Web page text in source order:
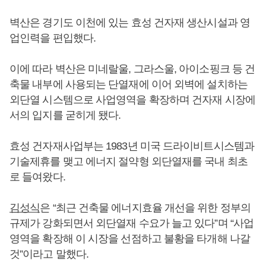
벽산은 경기도 이천에 있는 효성 건자재 생산시설과 영
업인력을 편입했다.
이에 따라 벽산은 미네랄울, 그라스울, 아이소핑크 등 건
축물 내부에 사용되는 단열재에 이어 외벽에 설치하는
외단열 시스템으로 사업영역을 확장하며 건자재 시장에
서의 입지를 굳히게 됐다.
효성 건자재사업부는 1983년 미국 드라이비트시스템과
기술제휴를 맺고 에너지 절약형 외단열재를 국내 최초
로 들여왔다.
김성식은 “최근 건축물 에너지효율 개선을 위한 정부의
규제가 강화되면서 외단열재 수요가 늘고 있다”며 “사업
영역을 확장해 이 시장을 선점하고 불황을 타개해 나갈
것”이라고 말했다.